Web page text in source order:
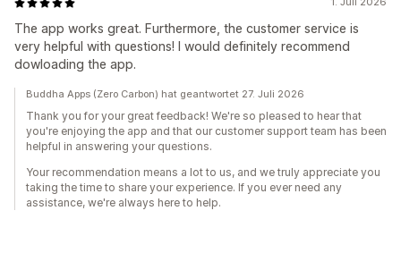
The app works great. Furthermore, the customer service is
very helpful with questions! I would definitely recommend
dowloading the app.
Buddha Apps (Zero Carbon) hat geantwortet 27. Juli 2026
Thank you for your great feedback! We're so pleased to hear that
you're enjoying the app and that our customer support team has been
helpful in answering your questions.
Your recommendation means a lot to us, and we truly appreciate you
taking the time to share your experience. If you ever need any
assistance, we're always here to help.